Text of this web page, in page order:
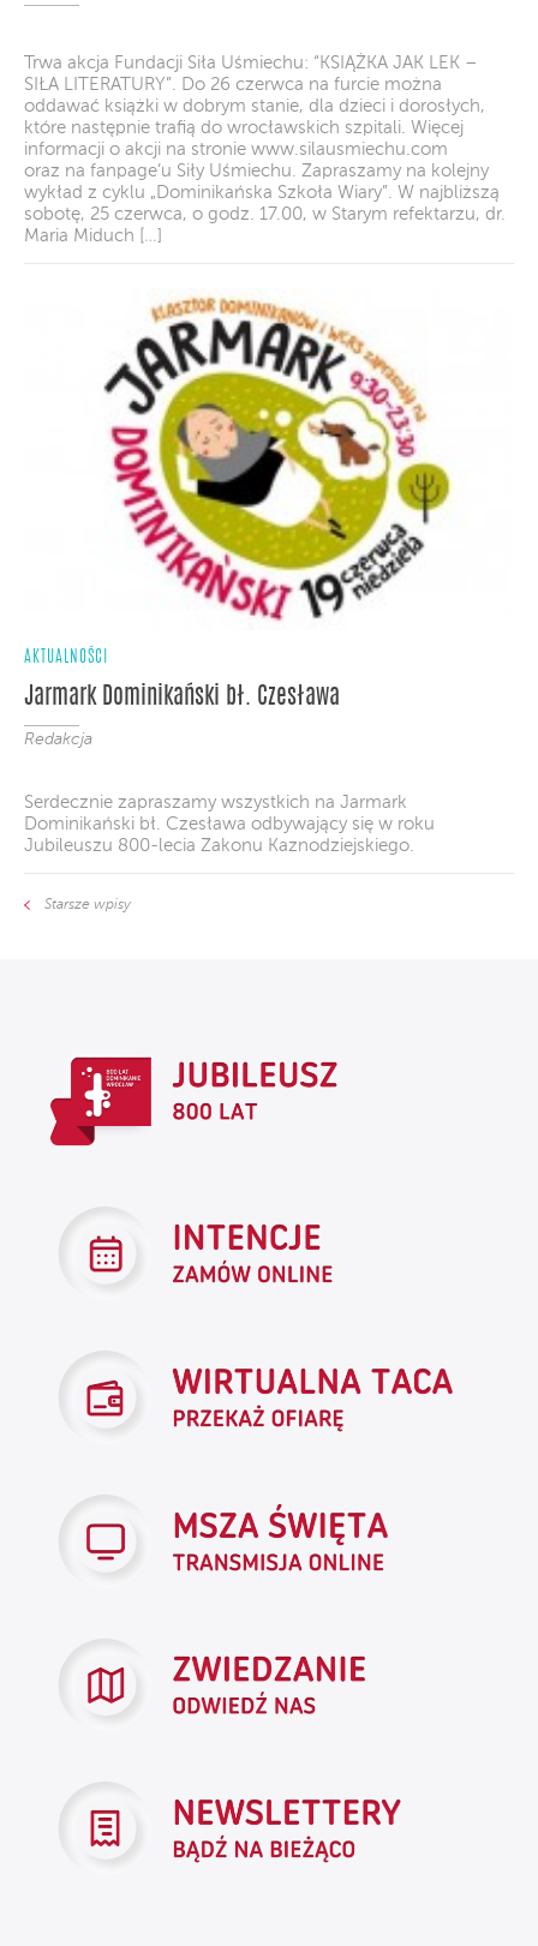
Trwa akcja Fundacji Siła Uśmiechu: “KSIĄŻKA JAK LEK –
SIŁA LITERATURY”. Do 26 czerwca na furcie można
oddawać książki w dobrym stanie, dla dzieci i dorosłych,
które następnie trafią do wrocławskich szpitali. Więcej
informacji o akcji na stronie www.silausmiechu.com
oraz na fanpage’u Siły Uśmiechu. Zapraszamy na kolejny
wykład z cyklu „Dominikańska Szkoła Wiary”. W najbliższą
sobotę, 25 czerwca, o godz. 17.00, w Starym refektarzu, dr.
Maria Miduch […]
AKTUALNOŚCI
Jarmark Dominikański bł. Czesława
Redakcja
Serdecznie zapraszamy wszystkich na Jarmark
Dominikański bł. Czesława odbywający się w roku
Jubileuszu 800-lecia Zakonu Kaznodziejskiego.
Starsze wpisy